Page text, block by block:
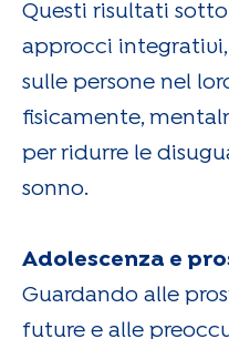
Questi risultati
approcci
sulle persone nel
fisicamente,
per ridurre le
sonno.
Adolescenza e
Guardando alle
future e alle